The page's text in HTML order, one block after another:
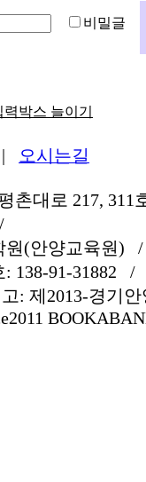
비밀글
력박스 늘이기
오시는길
촌대로 217, 311
원(안양교육원
: 138-91-31882
: 제2013-경기안